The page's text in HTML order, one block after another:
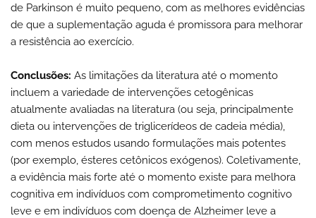
de Parkinson é muito pequeno, com as melhores evidências
de que a suplementação aguda é promissora para melhorar
a resistência ao exercício.
Conclusões: As limitações da literatura até o momento
incluem a variedade de intervenções cetogênicas
atualmente avaliadas na literatura (ou seja, principalmente
dieta ou intervenções de triglicerídeos de cadeia média),
com menos estudos usando formulações mais potentes
(por exemplo, ésteres cetônicos exógenos). Coletivamente,
a evidência mais forte até o momento existe para melhora
cognitiva em indivíduos com comprometimento cognitivo
leve e em indivíduos com doença de Alzheimer leve a